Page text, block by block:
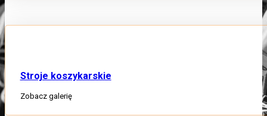
Stroje koszykarskie
Zobacz galerię